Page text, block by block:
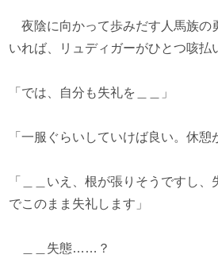
夜陰に向かって歩みだす人馬族の
いれば、リュディガーがひとつ咳払
「では、自分も失礼を＿＿」
「一服ぐらいしていけば良い。休憩
「＿＿いえ、根が張りそうですし
でこのまま失礼します」
＿＿失態……？